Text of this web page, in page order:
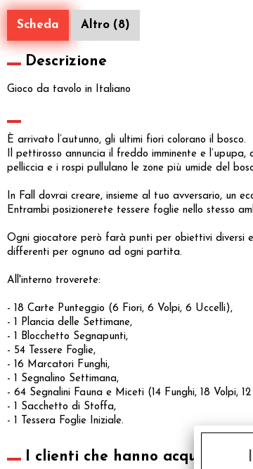
Scheda Altro (8)
Descrizione
Gioco da tavolo in Italiano
È arrivato l’autunno, gli ultimi fiori colorano il bosco.
Il pettirosso annuncia il freddo imminente e
pelliccia e i rospi pullulano le zone più umide del
In Fall dovrai creare, insieme al tuo avversario, un
Entrambi posizionerete tessere foglie nello stesso
Ogni giocatore però farà punti per obiettivi diversi
differenti per ognuno ad ogni partita.
All'interno troverete:
- 18 Carte Punteggio (6 Fiori, 6 Volpi, 6 Uccelli),
- 1 Plancia delle Settimane,
- 1 Blocchetto Segnapunti,
- 54 Tessere Foglie,
- 16 Marcatori Funghi,
- 1 Segnalino Settimana,
- 64 Segnalini Fauna e Miceti (14 Funghi, 18 Volpi,
- 1 Sacchetto di Stoffa,
- 1 Tessera Foglie Iniziale.
I clienti che hanno acquistato